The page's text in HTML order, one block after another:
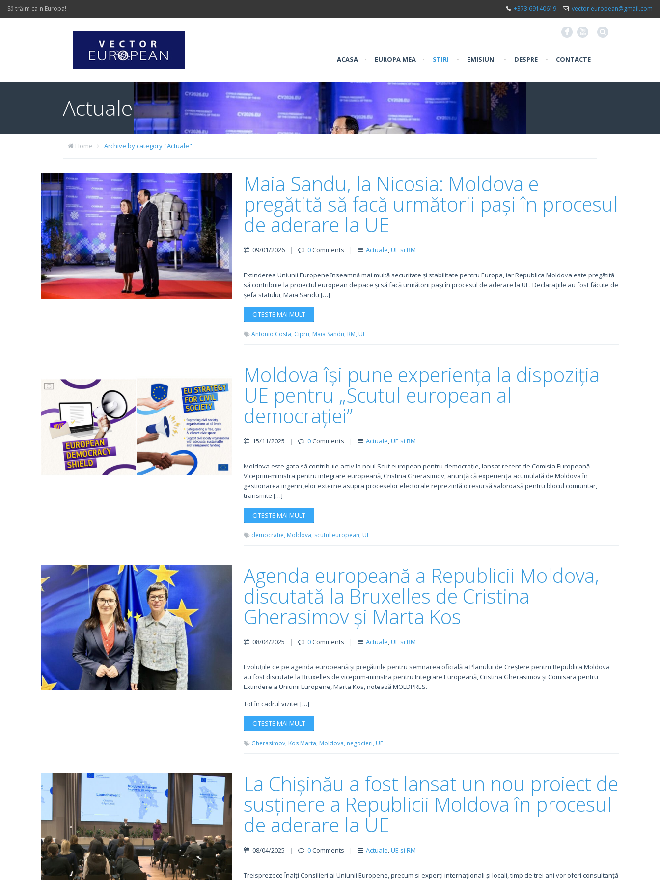
Să trăim ca-n Europa! +373 69140619 vector.european@gmail.com
F X
ACASA • EUROPA MEA • STIRI • EMISIUNI • DESPRE • CONTACTE
Actuale
Home Archive by category "Actuale"
Maia Sandu, la Nicosia: Moldova e
pregătită să facă următorii pași în procesul
de aderare la UE
09/01/2026 | 0Comments | Actuale,UE si RM
Extinderea Uniunii Europene înseamnă mai multă securitate și stabilitate pentru Europa, iar Republica Moldova este pregătită
să contribuie la proiectul european de pace și să facă următorii pași în procesul de aderare la UE. Declarațiile au fost făcute de
șefa statului, Maia Sandu […]
CITESTE MAI MULT
Antonio Costa, Cipru, Maia Sandu, RM, UE
Moldova își pune experiența la dispoziția
UE pentru „Scutul european al
democrației”
15/11/2025 | 0Comments | Actuale,UE si RM
Moldova este gata să contribuie activ la noul Scut european pentru democrație, lansat recent de Comisia Europeană.
Viceprim-ministra pentru integrare europeană, Cristina Gherasimov, anunță că experiența acumulată de Moldova în
gestionarea ingerințelor externe asupra proceselor electorale reprezintă o resursă valoroasă pentru blocul comunitar,
transmite […]
CITESTE MAI MULT
democratie, Moldova, scutul european, UE
Agenda europeană a Republicii Moldova,
discutată la Bruxelles de Cristina
Gherasimov și Marta Kos
08/04/2025 | 0Comments | Actuale,UE si RM
Evoluțiile de pe agenda europeană și pregătirile pentru semnarea oficială a Planului de Creștere pentru Republica Moldova
au fost discutate la Bruxelles de viceprim-ministra pentru Integrare Europeană, Cristina Gherasimov și Comisara pentru
Extindere a Uniunii Europene, Marta Kos, notează MOLDPRES.
Tot în cadrul vizitei […]
CITESTE MAI MULT
Gherasimov, Kos Marta, Moldova, negocieri, UE
La Chișinău a fost lansat un nou proiect de
susținere a Republicii Moldova în procesul
de aderare la UE
08/04/2025 | 0Comments | Actuale,UE si RM
Treisprezece Înalți Consilieri ai Uniunii Europene, precum si experți internaționali și locali, timp de trei ani vor oferi consultanță